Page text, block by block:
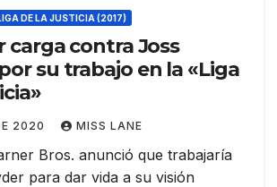
DE LA JUSTICIA (2017)
carga contra Joss
su trabajo en la «Liga
2020 MISS LANE
Bros. anunció que trabajaría
para dar vida a su visión